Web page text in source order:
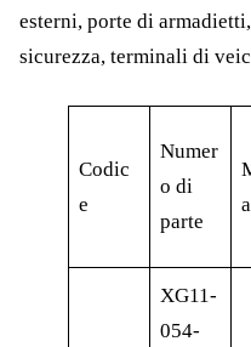
esterni, porte di
sicurezza, terminali di
Codic
e
Numer
o di
parte
XG11-
054-